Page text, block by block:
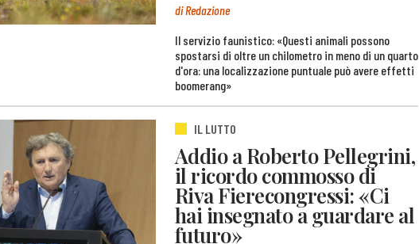
di Redazione
Il servizio faunistico: «Questi animali possono
spostarsi di oltre un chilometro in meno di un quarto
d'ora: una localizzazione puntuale può avere effetti
boomerang»
IL LUTTO
Addio a Roberto Pellegrini,
il ricordo commosso di
Riva Fierecongressi: «Ci
hai insegnato a guardare al
futuro»